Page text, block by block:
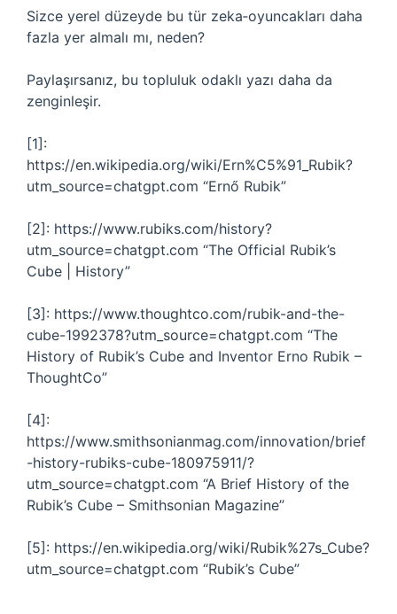
Sizce yerel düzeyde bu tür zeka‑oyuncakları daha
fazla yer almalı mı, neden?
Paylaşırsanız, bu topluluk odaklı yazı daha da
zenginleşir.
[1]:
https://en.wikipedia.org/wiki/Ern%C5%91_Rubik?
utm_source=chatgpt.com “Ernő Rubik”
[2]: https://www.rubiks.com/history?
utm_source=chatgpt.com “The Official Rubik’s
Cube | History”
[3]: https://www.thoughtco.com/rubik-and-the-
cube-1992378?utm_source=chatgpt.com “The
History of Rubik’s Cube and Inventor Erno Rubik –
ThoughtCo”
[4]:
https://www.smithsonianmag.com/innovation/brief
-history-rubiks-cube-180975911/?
utm_source=chatgpt.com “A Brief History of the
Rubik’s Cube – Smithsonian Magazine”
[5]: https://en.wikipedia.org/wiki/Rubik%27s_Cube?
utm_source=chatgpt.com “Rubik’s Cube”